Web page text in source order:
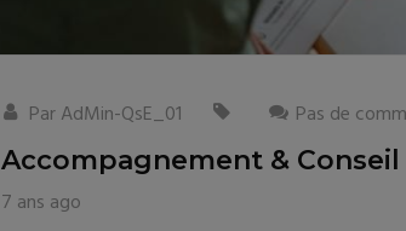
ParAdMin-QsE_01 Pas de
Accompagnement & Conseil
7 ans ago